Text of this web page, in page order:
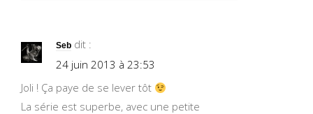
Seb dit :
24 juin 2013 à 23:53
Joli ! Ça paye de se lever tôt
La série est superbe, avec une petite